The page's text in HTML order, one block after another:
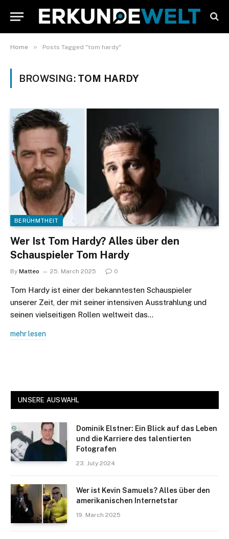
Home » Posts Tagged "tom hardy"
BROWSING: TOM HARDY
BERÜHMTHEIT
Wer Ist Tom Hardy? Alles über den
Schauspieler Tom Hardy
By Matteo 25. March 2025 0
Tom Hardy ist einer der bekanntesten Schauspieler
unserer Zeit, der mit seiner intensiven Ausstrahlung und
seinen vielseitigen Rollen weltweit das…
mehr lesen
UNSERE AUSWAHL
Dominik Elstner: Ein Blick auf das Leben
und die Karriere des talentierten
Fotografen
23. July 2024
Wer ist Kevin Samuels? Alles über den
amerikanischen Internetstar
19. March 2025